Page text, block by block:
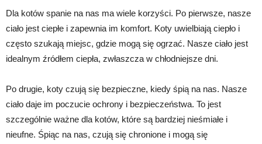
Dla kotów spanie na nas ma wiele korzyści. Po pierwsze, nasze
ciało jest ciepłe i zapewnia im komfort. Koty uwielbiają ciepło i
często szukają miejsc, gdzie mogą się ogrzać. Nasze ciało jest
idealnym źródłem ciepła, zwłaszcza w chłodniejsze dni.
Po drugie, koty czują się bezpieczne, kiedy śpią na nas. Nasze
ciało daje im poczucie ochrony i bezpieczeństwa. To jest
szczególnie ważne dla kotów, które są bardziej nieśmiałe i
nieufne. Śpiąc na nas, czują się chronione i mogą się